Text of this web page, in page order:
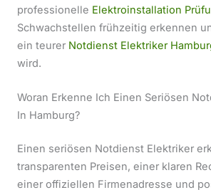
professionelle Elektroinstallation
Schwachstellen frühzeitig erkennen
ein teurer Notdienst Elektriker
wird.
Woran Erkenne Ich Einen Seriösen
In Hamburg?
Einen seriösen Notdienst Elektriker
transparenten Preisen, einer klaren
einer offiziellen Firmenadresse und